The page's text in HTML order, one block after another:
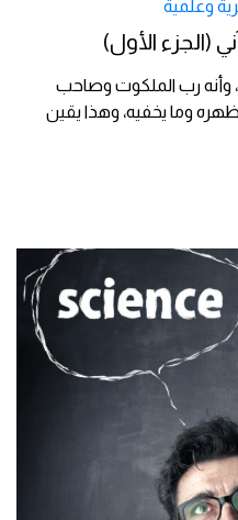
وعلمية
(الجزء الأول)
وأنه رب الملكوت وصاحب
وما يخفيه، وهذا يقين